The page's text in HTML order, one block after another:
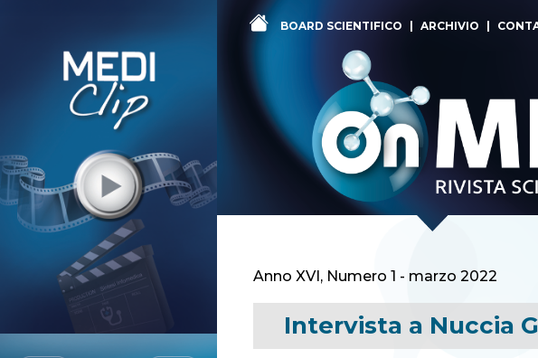
BOARD SCIENTIFICO ARCHIVIO
Anno XVI, Numero 1 - marzo 2022
Intervista a Nuccia